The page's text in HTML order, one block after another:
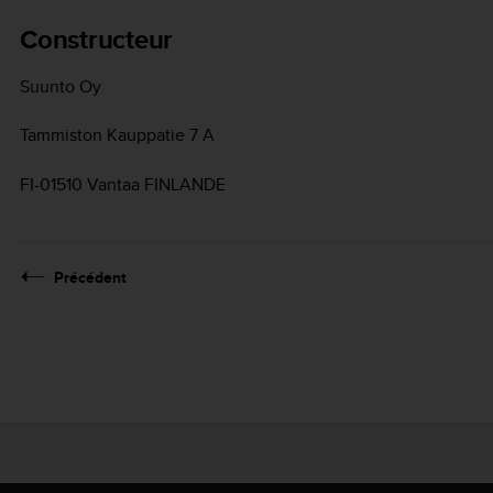
Constructeur
Suunto Oy
Tammiston Kauppatie 7 A
FI-01510 Vantaa FINLANDE
Précédent